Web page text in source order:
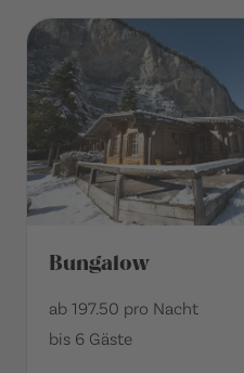
Bungalow
ab 197.50 pro Nacht
bis 6 Gäste